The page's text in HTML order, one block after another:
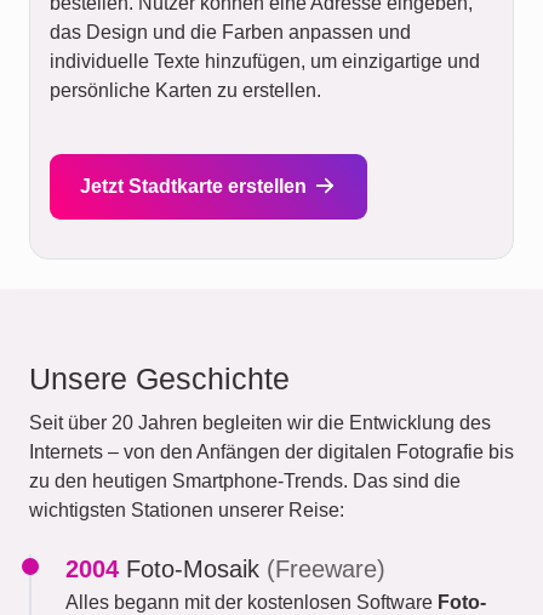
das Design und die Farben anpassen und
individuelle Texte hinzufügen, um einzigartige und
persönliche Karten zu erstellen.
Jetzt Stadtkarte erstellen
Unsere Geschichte
Seit über 20 Jahren begleiten wir die Entwicklung des
Internets – von den Anfängen der digitalen Fotografie bis
zu den heutigen Smartphone-Trends. Das sind die
wichtigsten Stationen unserer Reise:
2004 Foto-Mosaik (Freeware)
Alles begann mit der kostenlosen Software Foto-